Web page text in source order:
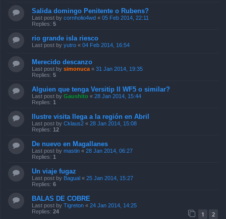
Salida domingo Penitente o Rubens?
Last post by cornholio4wd « 05 Feb 2014, 22:11
Replies: 5
rio grande isla riesco
Last post by yutro « 04 Feb 2014, 16:54
Merecido descanzo
Last post by simonuca « 31 Jan 2014, 19:35
Replies: 5
Alguien que tenga Versitip II WF5 o similar?
Last post by Gaushito « 28 Jan 2014, 15:44
Replies: 1
Ilustre visita llega a la región en Abril
Last post by Cklaus2 « 28 Jan 2014, 15:08
Replies: 12
De nuevo en Magallanes
Last post by mastin « 28 Jan 2014, 06:27
Replies: 1
Un viaje fugaz
Last post by Bagual « 25 Jan 2014, 15:27
Replies: 6
BALAS DE COBRE
Last post by Tigreton « 24 Jan 2014, 14:25
Replies: 24 1 2